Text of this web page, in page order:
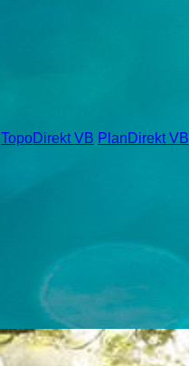
TopoDirekt VB PlanDirekt VB